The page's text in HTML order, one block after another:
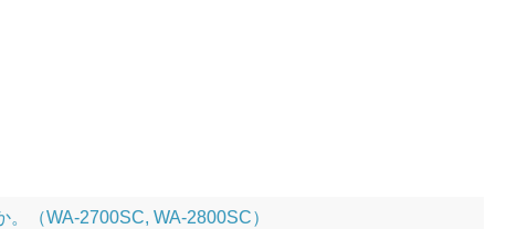
（WA-2700SC, WA-2800SC）